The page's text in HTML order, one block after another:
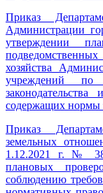
Приказ
Администрации
утверждении
хозяйства
учреждений по
содержащих нормы
Приказ
земельных
1.12.2021 г. №
плановых
соблюдению